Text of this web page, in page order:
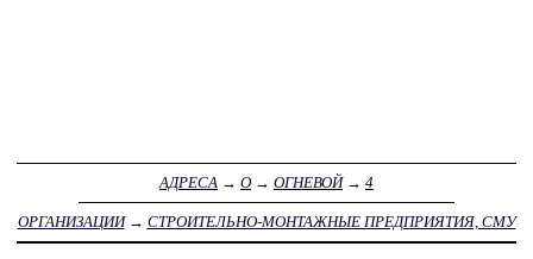
АДРЕСА → О → ОГНЕВОЙ→ 4
ОРГАНИЗАЦИИ→ СТРОИТЕЛЬНО-МОНТАЖНЫЕ ПРЕДПРИЯТИЯ, СМУ